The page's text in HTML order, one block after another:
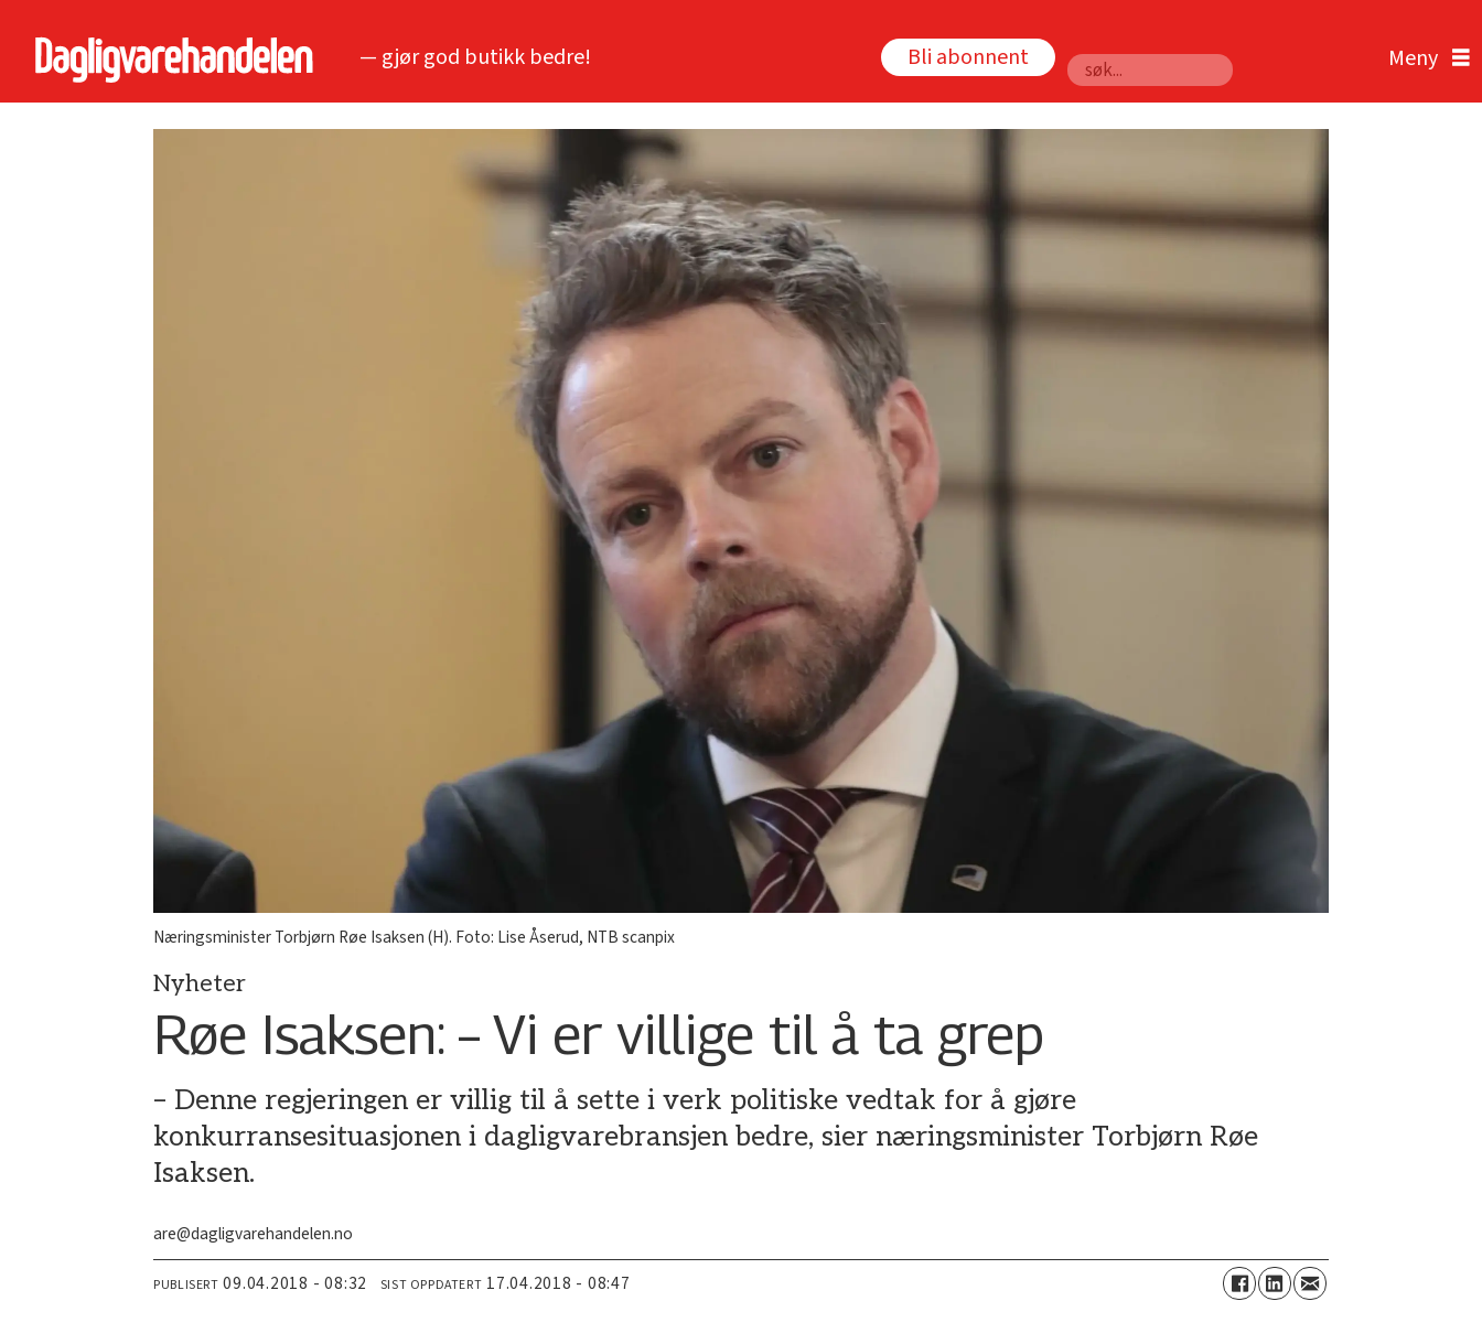
— gjør god butikk bedre! Bli abonnent
Søk
Næringsminister Torbjørn Røe Isaksen (H). Foto: Lise Åserud, NTB scanpix
Nyheter
Røe Isaksen: – Vi er villige til å ta grep
– Denne regjeringen er villig til å sette i verk politiske vedtak for å gjøre
konkurransesituasjonen i dagligvarebransjen bedre, sier næringsminister Torbjørn Røe
Isaksen.
are@dagligvarehandelen.no
PUBLISERT 09.04.2018 - 08:32 SIST OPPDATERT 17.04.2018 - 08:47